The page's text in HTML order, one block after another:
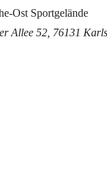
Ost Sportgelände
Allee 52, 76131